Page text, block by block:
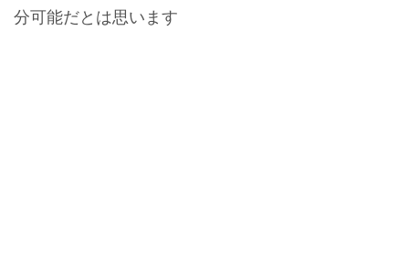
分可能だとは思います